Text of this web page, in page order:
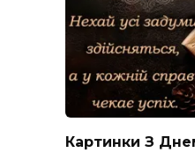
Картинки З